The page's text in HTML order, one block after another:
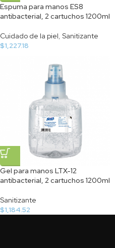
Espuma para manos ES8
antibacterial, 2 cartuchos 1200ml
Cuidado de la piel, Sanitizante
$1,227.18
Gel para manos LTX-12
antibacterial, 2 cartuchos 1200ml
Sanitizante
$1,184.52